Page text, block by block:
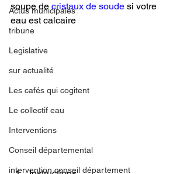
Actus municipales
tribune
Legislative
sur actualité
Les cafés qui cogitent
Le collectif eau
Interventions
Conseil départemental
intervention conseil département
soupe de cristaux de soude si votre
eau est calcaire